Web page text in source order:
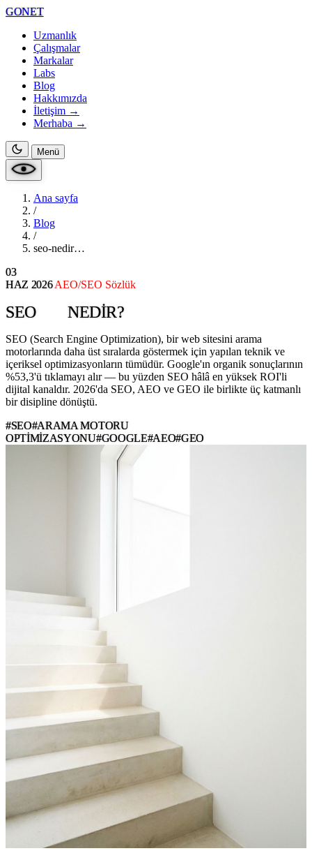
GONET
Uzmanlık
Çalışmalar
Markalar
Labs
Blog
Hakkımızda
İletişim →
Merhaba →
Menü
Ana sayfa
/
Blog
/
seo-nedir…
03
HAZ 2026 AEO/SEO Sözlük
SEO NEDIR?
SEO (Search Engine Optimization), bir web sitesini arama
motorlarında daha üst sıralarda göstermek için yapılan teknik ve
içeriksel optimizasyonların tümüdür. Google'ın organik sonuçlarının
%53,3'ü tıklamayı alır — bu yüzden SEO hâlâ en yüksek ROI'li
dijital kanaldır. 2026'da SEO, AEO ve GEO ile birlikte üç katmanlı
bir disipline dönüştü.
#SEO#ARAMA MOTORU
OPTIMIZASYONU#GOOGLE#AEO#GEO